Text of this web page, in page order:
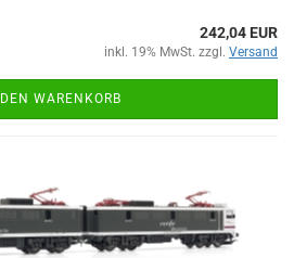
242,04 EUR
inkl. 19% MwSt. zzgl. Versand
DEN WARENKORB